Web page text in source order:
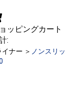
ッピングカート
:
イナー ＞ ノンスリッ